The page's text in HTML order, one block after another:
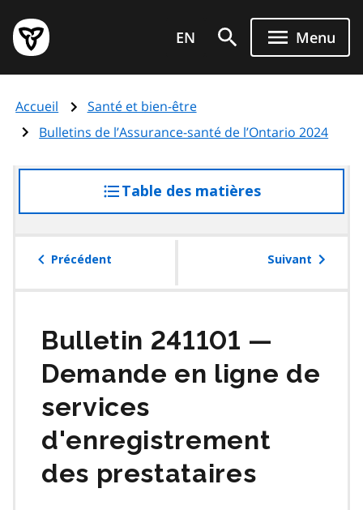
au
contenu
principal
Page
d'accueil
de
l'Ontario
EN Menu
Accueil
Santé et bien-être
Bulletins de l’Assurance-santé de l’Ontario 2024
Table des matières
à
table
Précédent Suivant
Bulletin 241101 —
Demande en ligne de
services
d'enregistrement
des prestataires